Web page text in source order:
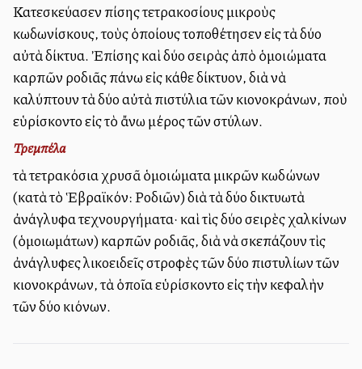
Κατεσκεύασεν ἐπίσης τετρακοσίους μικροὺς
κωδωνίσκους, τοὺς ὁποίους ἐτοποθέτησεν εἰς τὰ δύο
αὐτὰ δίκτυα. Ἐπίσης καὶ δύο σειρὰς ἀπὸ ὁμοιώματα
καρπῶν ροδιᾶς ἐπάνω εἰς κάθε δίκτυον, διὰ νὰ
καλύπτουν τὰ δύο αὐτὰ ἐπιστύλια τῶν κιονοκράνων, ποὺ
εὑρίσκοντο εἰς τὸ ἄνω μέρος τῶν στύλων.
Τρεμπέλα
τὰ τετρακόσια χρυσᾶ ὁμοιώματα μικρῶν κωδώνων
(κατὰ τὸ Ἑβραϊκόν: Ροδιῶν) διὰ τὰ δύο δικτυωτὰ
ἀνάγλυφα τεχνουργήματα· καὶ τὶς δύο σειρὲς χαλκίνων
(ὁμοιωμάτων) καρπῶν ροδιᾶς, διὰ νὰ σκεπάζουν τὶς
ἀνάγλυφες ἐλικοειδεῖς στροφὲς τῶν δύο ἐπιστυλίων τῶν
κιονοκράνων, τὰ ὁποῖα εὑρίσκοντο εἰς τὴν κεφαλὴν
τῶν δύο κιόνων.